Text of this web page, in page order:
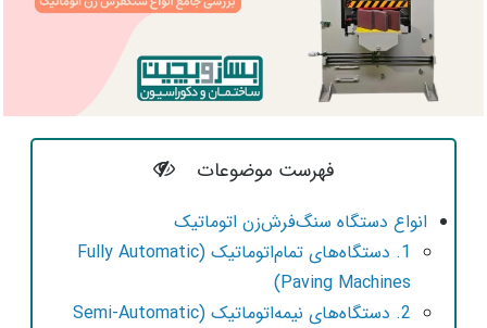
فهرست موضوعات
انواع دستگاه سنگ‌فرش‌زن اتوماتیک
1. دستگاه‌های تمام‌اتوماتیک (Fully Automatic
Paving Machines)
2. دستگاه‌های نیمه‌اتوماتیک (Semi-Automatic